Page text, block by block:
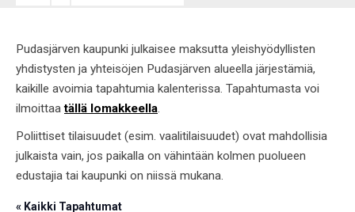
Pudasjärven kaupunki julkaisee maksutta yleishyödyllisten
yhdistysten ja yhteisöjen Pudasjärven alueella järjestämiä,
kaikille avoimia tapahtumia kalenterissa. Tapahtumasta voi
ilmoittaatällä lomakkeella.
Poliittiset tilaisuudet (esim. vaalitilaisuudet) ovat mahdollisia
julkaista vain, jos paikalla on vähintään kolmen puolueen
edustajia tai kaupunki on niissä mukana.
« Kaikki Tapahtumat